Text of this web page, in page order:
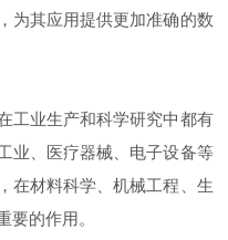
为其应用提供更加准确的数
业生产和科学研究中都有
业、医疗器械、电子设备等
在材料科学、机械工程、生
要的作用。